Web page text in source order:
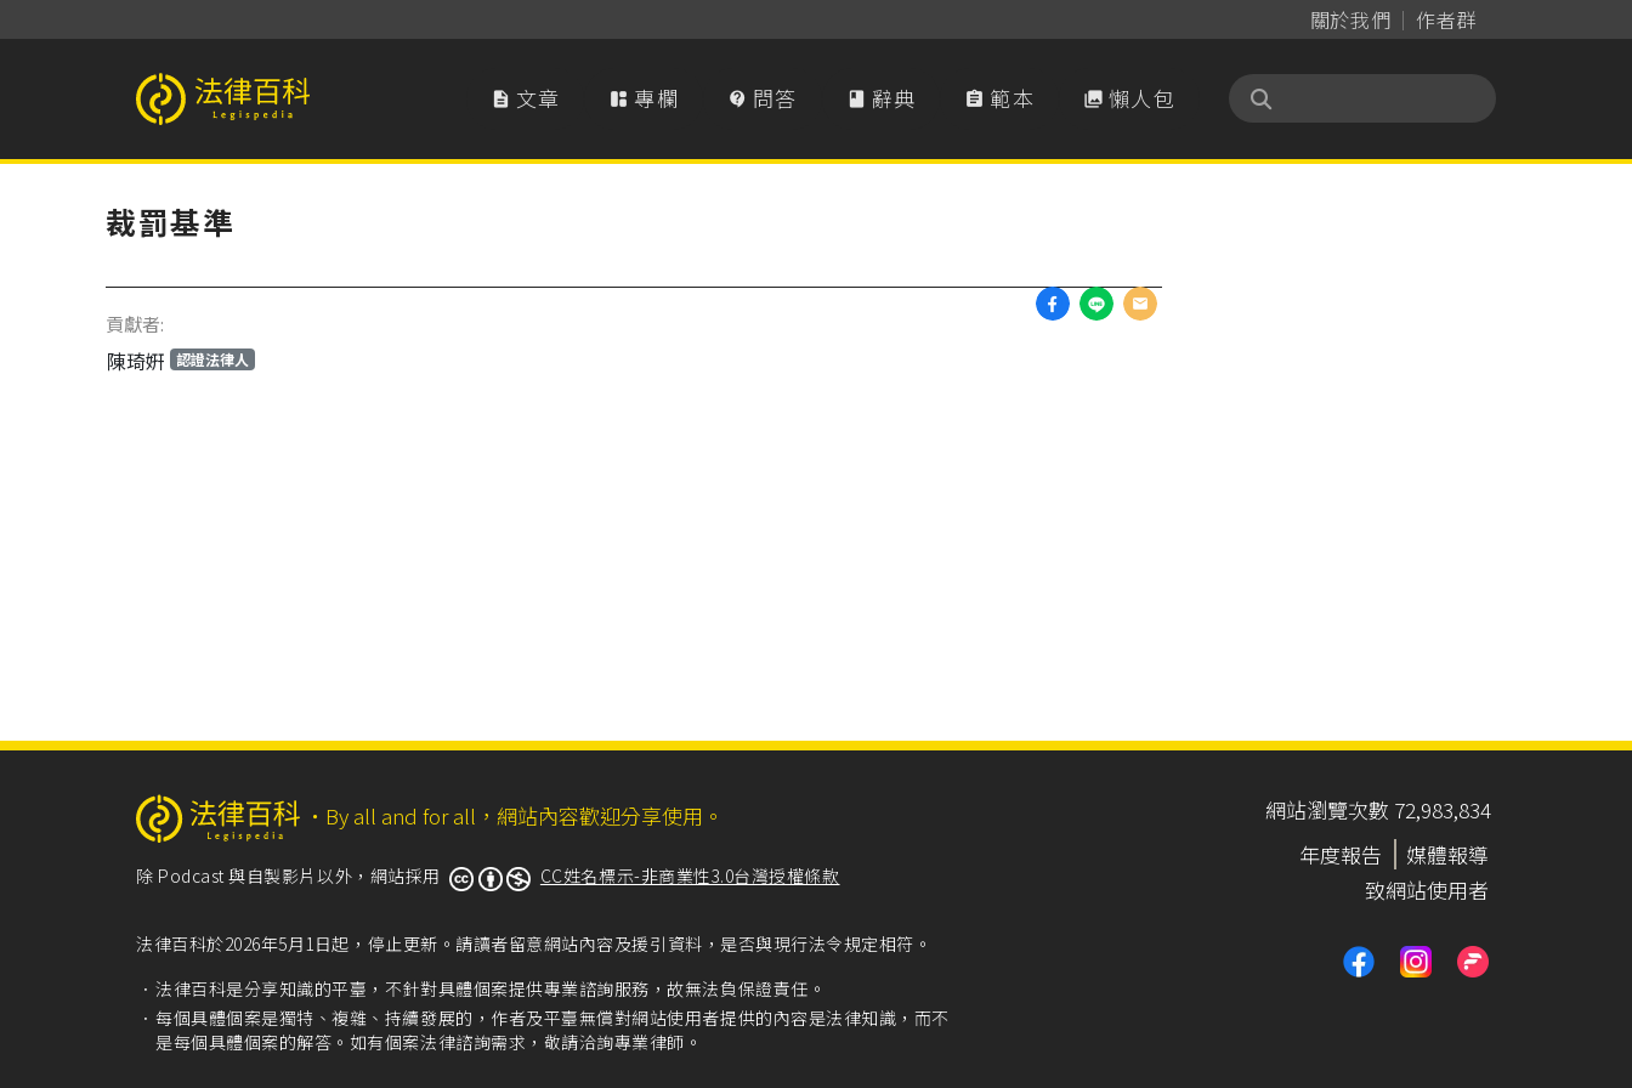
關於我們 作者群
法律百科 Legispedia  文章  專欄  問答  辭典  範本  懶人包
裁罰基準
貢獻者:
陳琦姸 認證法律人
‧ By all and for all，網站內容歡迎分享使用。
除 Podcast 與自製影片以外，網站採用 CC姓名標示-非商業性3.0台灣授權條款
法律百科於2026年5月1日起，停止更新。請讀者留意網站內容及援引資料，是否與現行法令規定相符。
法律百科是分享知識的平臺，不針對具體個案提供專業諮詢服務，故無法負保證責任。
每個具體個案是獨特、複雜、持續發展的，作者及平臺無償對網站使用者提供的內容是法律知識，而不
是每個具體個案的解答。如有個案法律諮詢需求，敬請洽詢專業律師。
網站瀏覽次數 72,983,834
年度報告
媒體報導
致網站使用者